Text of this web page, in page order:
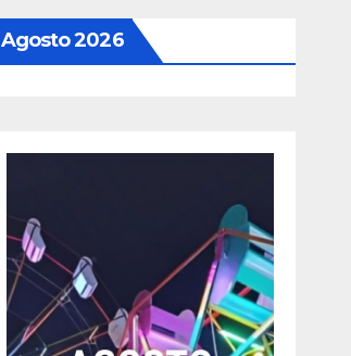
Agosto 2026